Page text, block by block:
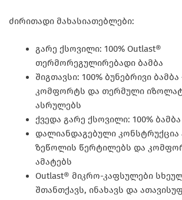
ძირითადი მახასიათებლები:
გარე ქსოვილი: 100% Outlast®
თერმორეგულირებადი ბამბა
შიგთავსი: 100% ბუნებრივი
კომფორტს და თერმული
ასრულებს
ქვედა გარე ქსოვილი: 100% ბამბა
დალიანდაგებული კონსტრუქცია
ზეწოლის წერტილებს და
ამატებს
Outlast® მიკრო-კაფსულები
შთანთქავს, ინახავს და